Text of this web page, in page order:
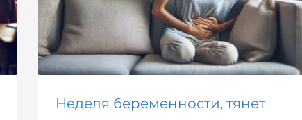
Неделя беременности, тянет